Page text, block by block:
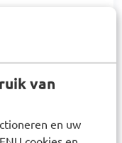
van
en uw
aan de vorming
onnodige
voor al haar